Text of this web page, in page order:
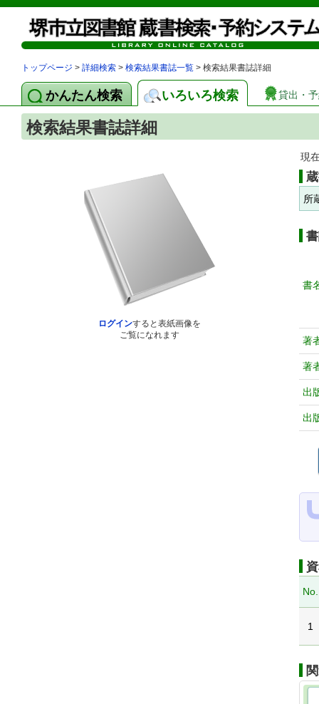
トップページ > 詳細検索 > 検索結果書誌一覧 > 検索結果書誌詳細
かんたん検索 いろいろ検索 貸出・
検索結果書誌詳細
ログインすると表紙画像を
ご覧になれます
現
所
書
著
著
出
出
No.
1